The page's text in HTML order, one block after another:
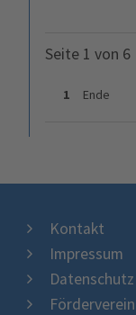
Seite 1 von 6
1 Ende
Kontakt
Impressum
Datenschutz
Förderverein